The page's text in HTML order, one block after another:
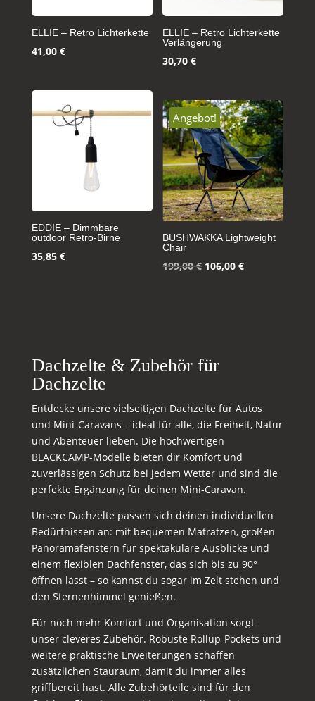
ELLIE – Retro Lichterkette
41,00 €
ELLIE – Retro Lichterkette
Verlängerung
30,70€
EDDIE – Dimmbare
outdoor Retro-Birne
35,85 €
Angebot!
BUSHWAKKA Lightweight
Chair
199,00€ Ursprünglicher
106,00€Aktueller
Dachzelte & Zubehör für
Dachzelte
Entdecke unsere vielseitigen Dachzelte für Autos
und Mini-Caravans – ideal für alle, die Freiheit, Natur
und Abenteuer lieben. Die hochwertigen
BLACKCAMP-Modelle bieten dir Komfort und
zuverlässigen Schutz bei jedem Wetter und sind die
perfekte Ergänzung für deinen Mini-Caravan.
Unsere Dachzelte passen sich deinen individuellen
Bedürfnissen an: mit bequemen Matratzen, großen
Panoramafenstern für spektakuläre Ausblicke und
einem flexiblen Dachfenster, das sich bis zu 90°
öffnen lässt – so kannst du sogar im Zelt stehen und
den Sternenhimmel genießen.
Für noch mehr Komfort und Organisation sorgt
unser cleveres Zubehör. Robuste Rollup-Pockets und
weitere praktische Erweiterungen schaffen
zusätzlichen Stauraum, damit du immer alles
griffbereit hast. Alle Zubehörteile sind für den